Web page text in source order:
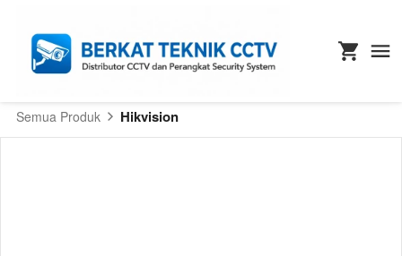
Semua Produk Hikvision